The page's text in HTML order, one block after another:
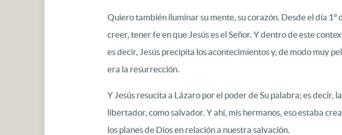
Quiero también iluminar su mente, su corazón. Desde el día
creer, tener fe en que Jesús es el Señor. Y dentro de este
es decir, Jesús precipita los acontecimientos y, de modo muy
era la resurrección.
Y Jesús resucita a Lázaro por el poder de Su palabra; es
libertador, como salvador. Y ahí, mis hermanos, eso estaba
los planes de Dios en relación a nuestra salvación.